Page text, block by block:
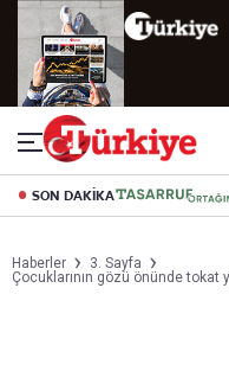
SON DAKİKA
Haberler
3. Sayfa
Çocuklarının gözü önünde